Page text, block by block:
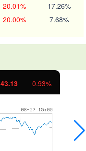
20.01% 17.26%
20.00% 7.68%
43.13 0.93%